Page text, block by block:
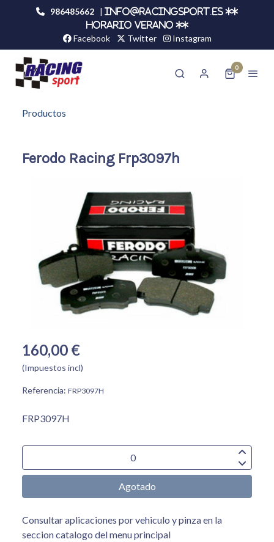
986485662 |
info@racingsport.es **
HORARIO VERANO **
Facebook Twitter Instagram
0
Productos
Ferodo Racing Frp3097h
160,00 €
(Impuestos incl)
Referencia: FRP3097H
FRP3097H
Agotado
Consultar aplicaciones por vehiculo y pinza en la
seccion catalogo del menu principal